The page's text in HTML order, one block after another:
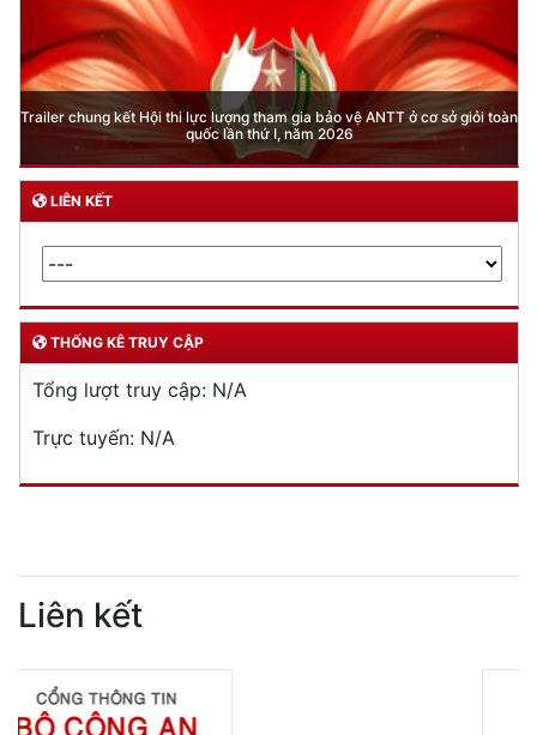
Trailer chung kết Hội thi lực lượng tham gia bảo vệ ANTT ở cơ sở giỏi toàn
quốc lần thứ I, năm 2026
LIÊN KẾT
THỐNG KÊ TRUY CẬP
Tổng lượt truy cập: N/A
Trực tuyến: N/A
Liên kết